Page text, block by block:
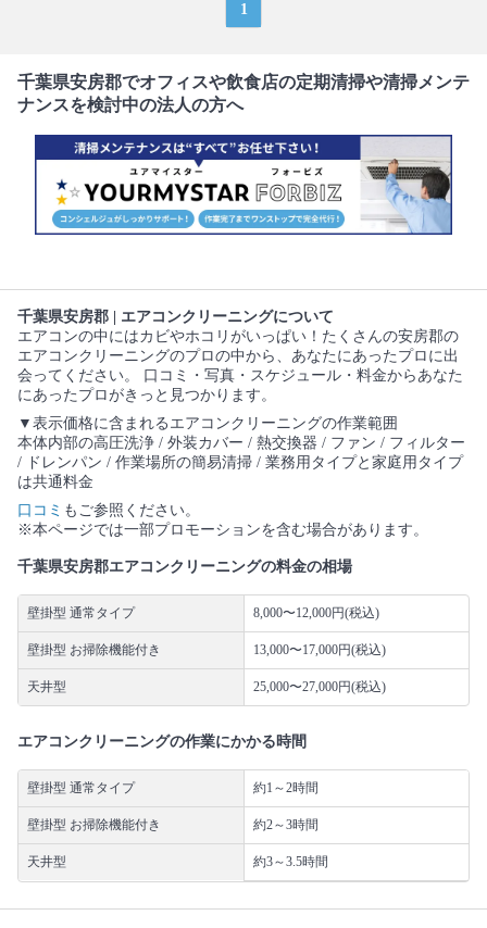
1
千葉県安房郡でオフィスや飲食店の定期清掃や清掃メンテ
ナンスを検討中の法人の方へ
千葉県安房郡 | エアコンクリーニングについて
エアコンの中にはカビやホコリがいっぱい！たくさんの安房郡の
エアコンクリーニングのプロの中から、あなたにあったプロに出
会ってください。 口コミ・写真・スケジュール・料金からあなた
にあったプロがきっと見つかります。
▼表示価格に含まれるエアコンクリーニングの作業範囲
本体内部の高圧洗浄 / 外装カバー / 熱交換器 / ファン / フィルター
/ ドレンパン / 作業場所の簡易清掃 / 業務用タイプと家庭用タイプ
は共通料金
口コミ もご参照ください。
※本ページでは一部プロモーションを含む場合があります。
千葉県安房郡エアコンクリーニングの料金の相場
壁掛型 通常タイプ 8,000〜12,000円(税込)
壁掛型 お掃除機能付き 13,000〜17,000円(税込)
天井型 25,000〜27,000円(税込)
エアコンクリーニングの作業にかかる時間
壁掛型 通常タイプ 約1～2時間
壁掛型 お掃除機能付き 約2～3時間
天井型 約3～3.5時間